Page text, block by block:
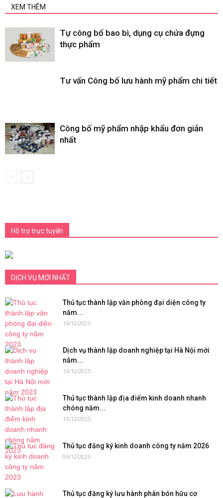
XEM THÊM
Tự công bố bao bì, dụng cụ chứa đựng
thực phẩm
Tư vấn Công bố lưu hành mỹ phẩm chi tiết
Công bố mỹ phẩm nhập khẩu đơn giản
nhất
Hỗ trợ trực tuyến
DỊCH VỤ MỚI NHẤT
Thủ tục thành lập văn phòng đại diện công ty
năm...
16/12/2025
Dịch vụ thành lập doanh nghiệp tại Hà Nội mới
năm...
16/12/2025
Thủ tục thành lập địa điểm kinh doanh nhanh
chóng năm...
15/12/2025
Thủ tục đăng ký kinh doanh công ty năm 2026
06/12/2025
Thủ tục đăng ký lưu hành phân bón hữu cơ